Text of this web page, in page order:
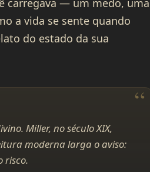
a vida se sente quando
do estado da sua
Miller, no século XIX,
moderna larga o aviso:
risco.